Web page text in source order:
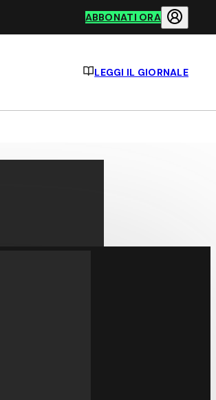
ABBONATI ORA
LEGGI IL GIORNALE